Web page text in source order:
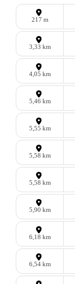
217 m
3,33 km
4,05 km
5,46 km
5,55 km
5,58 km
5,58 km
5,90 km
6,18 km
6,54 km